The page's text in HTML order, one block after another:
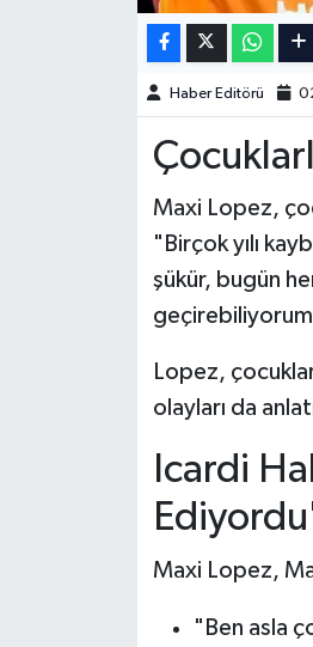
Haber Editörü
Maxi Lopez,
"Birçok yılı
şükür, bugün
Lopez,
olayları da
Icardi
Maxi Lopez,
"Ben asla
Türkiye Basketbol Ligi
Kadınlar Basketbol Ligi
Diğer Basketbol Ligleri
Formula 1